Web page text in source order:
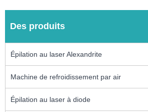
Des produits
Épilation au laser Alexandrite
Machine de refroidissement par air
Épilation au laser à diode